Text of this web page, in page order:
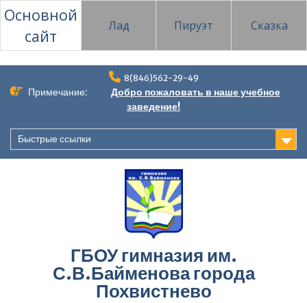
Основной
сайт
Лад Пируэт Сказка
содержимому
8(846)562-29-49
Примечание:
Добро пожаловать в наше учебное
заведение!
Быстрые ссылки
ГБОУ гимназия им.
С.В.Байменова города
Похвистнево